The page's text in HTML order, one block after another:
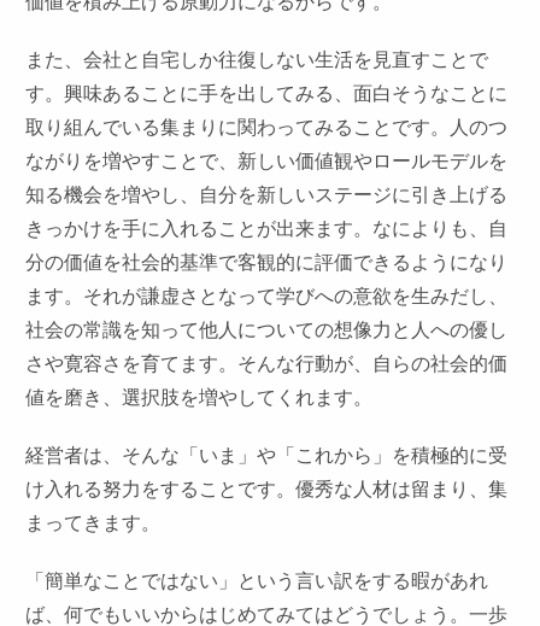
また、会社と自宅しか往復しない生活を見直すことで
す。興味あることに手を出してみる、面白そうなことに
取り組んでいる集まりに関わってみることです。人のつ
ながりを増やすことで、新しい価値観やロールモデルを
知る機会を増やし、自分を新しいステージに引き上げる
きっかけを手に入れることが出来ます。なによりも、自
分の価値を社会的基準で客観的に評価できるようになり
ます。それが謙虚さとなって学びへの意欲を生みだし、
社会の常識を知って他人についての想像力と人への優し
さや寛容さを育てます。そんな行動が、自らの社会的価
値を磨き、選択肢を増やしてくれます。
経営者は、そんな「いま」や「これから」を積極的に受
け入れる努力をすることです。優秀な人材は留まり、集
まってきます。
「簡単なことではない」という言い訳をする暇があれ
ば、何でもいいからはじめてみてはどうでしょう。一歩